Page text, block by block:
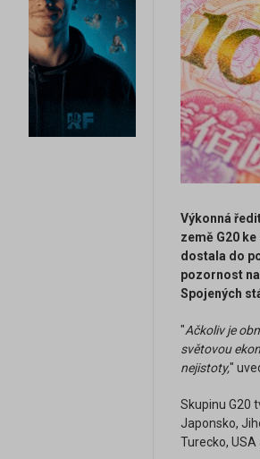
Výkonná
země G20
dostala do
pozornost
Spojených
"Ačkoliv je
světovou
nejistoty,"
Skupinu G20
Japonsko,
Turecko,